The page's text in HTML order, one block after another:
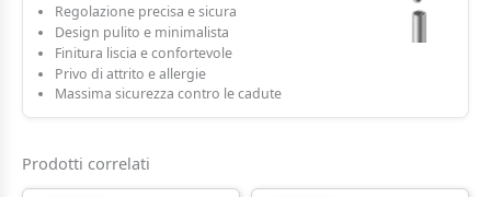
Regolazione precisa e sicura
Design pulito e minimalista
Finitura liscia e confortevole
Privo di attrito e allergie
Massima sicurezza contro le cadute
Prodotti correlati